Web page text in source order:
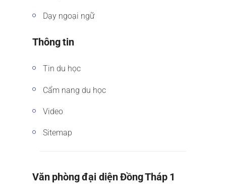
Dạy ngoại ngữ
Thông tin
Tin du học
Cẩm nang du học
Video
Sitemap
Văn phòng đại diện Đồng Tháp 1